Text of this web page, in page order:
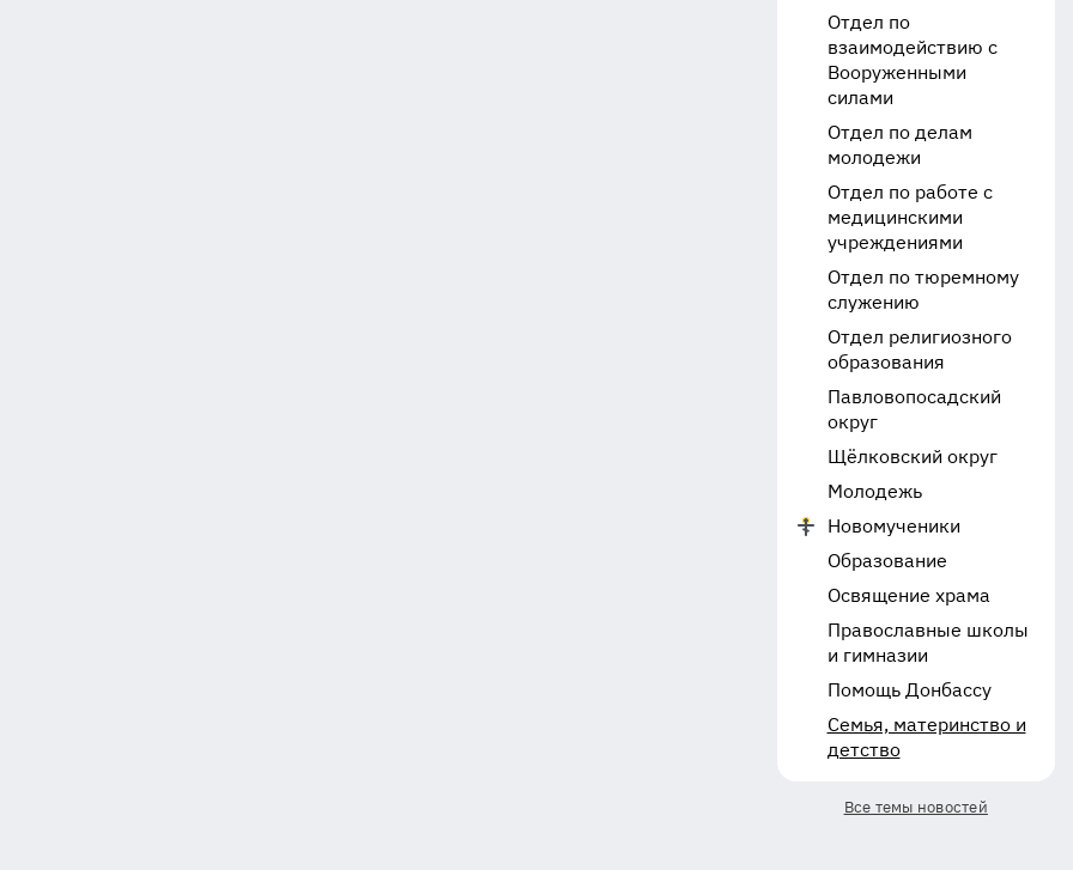
Отдел по
взаимодействию с
Вооруженными
силами
Отдел по делам
молодежи
Отдел по работе с
медицинскими
учреждениями
Отдел по тюремному
служению
Отдел религиозного
образования
Павловопосадский
округ
Щёлковский округ
Молодежь
Новомученики
Образование
Освящение храма
Православные школы
и гимназии
Помощь Донбассу
Семья, материнство и
детство
Все темы новостей